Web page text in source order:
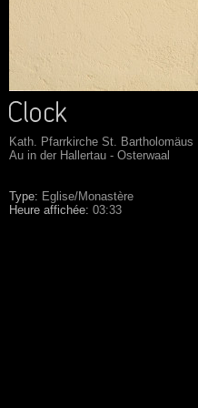
Kath. Pfarrkirche St. Bartholomäus
Au in der Hallertau - Osterwaal
Type: Eglise/Monastère
Heure affichée: 03:33